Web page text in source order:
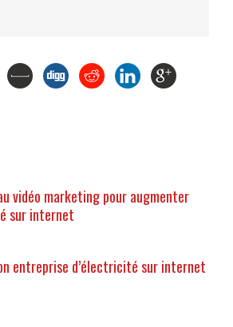
vidéo marketing pour augmenter
sur internet
entreprise d’électricité sur internet